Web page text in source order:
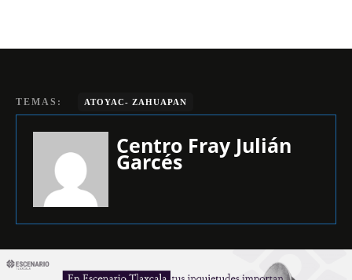
TEMAS: ATOYAC- ZAHUAPAN
Centro Fray Julián
Garcés